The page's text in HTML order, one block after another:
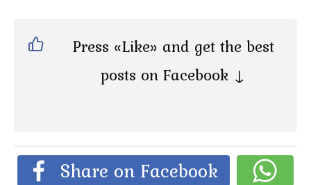
Press «Like» and get the best
posts on Facebook ↓
Share on Facebook